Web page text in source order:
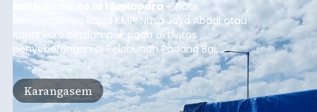
balitribune.co.id I Amlapura - Tidak
beroperasinya kapal KMP. Nusa Jaya Abadi atau
Kapal Roro berdampak pada aktivitas
penyeberangan di Pelabuhan Padang Bai,
Karangasem. Puluhan kendaraan truk, Pick Up
dan kendaraan pribadi harus antre lebih dari dua
hari di Pelabuhan Padang Bai, untuk bisa
menyeberang ke Nusa Penida, karena rute
Karangasem